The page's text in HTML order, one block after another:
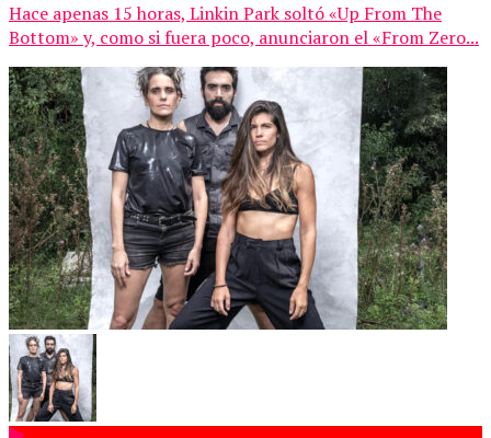
Hace apenas 15 horas, Linkin Park soltó «Up From The
Bottom» y, como si fuera poco, anunciaron el «From Zero...